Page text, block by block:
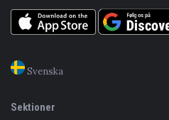
Svenska
Sektioner